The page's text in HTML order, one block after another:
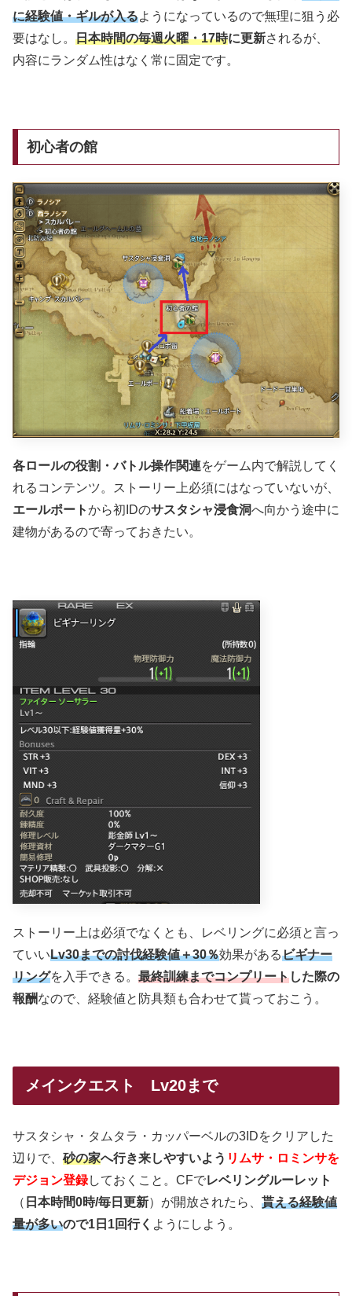
に経験値・ギルが入るようになっているので無理に狙う必
要はなし。 日本時間の毎週火曜・17時に更新されるが、
内容にランダム性はなく常に固定です。
初心者の館
各ロールの役割・バトル操作関連をゲーム内で解説してく
れるコンテンツ。ストーリー上必須にはなっていないが、
エールポートから初IDのサスタシャ浸食洞へ向かう途中に
建物があるので寄っておきたい。
ストーリー上は必須でなくとも、レベリングに必須と言っ
ていいLv30までの討伐経験値＋30％効果があるビギナー
リングを入手できる。 最終訓練までコンプリートした際の
報酬なので、経験値と防具類も合わせて貰っておこう。
メインクエスト Lv20まで
サスタシャ・タムタラ・カッパーベルの3IDをクリアした
辺りで、 砂の家へ行き来しやすいよう リムサ・ロミンサを
デジョン登録しておくこと。CFでレベリングルーレット
（ 日本時間0時/毎日更新）が開放されたら、 貰える経験値
量が多いので1日1回行く ようにしよう。